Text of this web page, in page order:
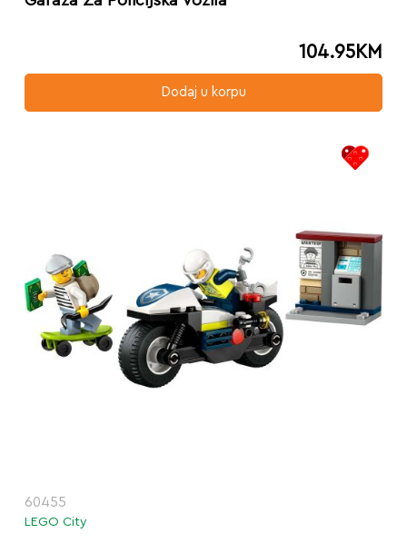
104.95KM
Dodaj u korpu
60455
LEGO City